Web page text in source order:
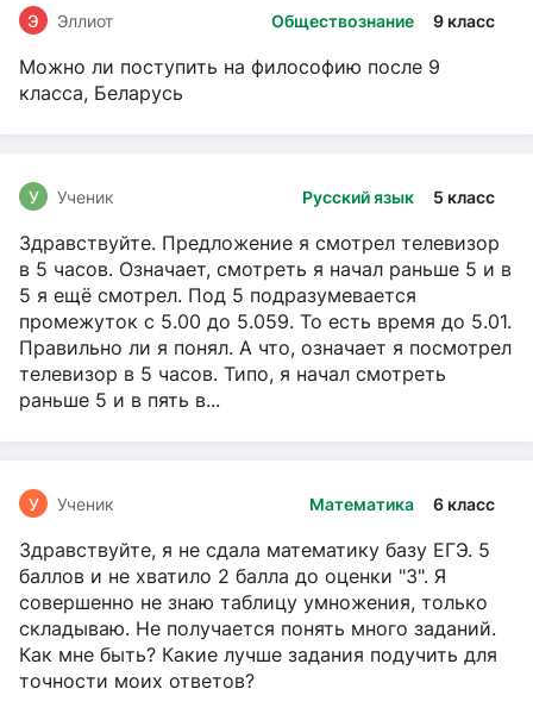
Обществознание 9 класс
Э Эллиот
Можно ли поступить на философию после 9
класса, Беларусь
Русский язык 5 класс
У Ученик
Здравствуйте. Предложение я смотрел телевизор
в 5 часов. Означает, смотреть я начал раньше 5 и в
5 я ещё смотрел. Под 5 подразумевается
промежуток с 5.00 до 5.059. То есть время до 5.01.
Правильно ли я понял. А что, означает я посмотрел
телевизор в 5 часов. Типо, я начал смотреть
раньше 5 и в пять в...
Математика 6 класс
У Ученик
Здравствуйте, я не сдала математику базу ЕГЭ. 5
баллов и не хватило 2 балла до оценки "3". Я
совершенно не знаю таблицу умножения, только
складываю. Не получается понять много заданий.
Как мне быть? Какие лучше задания подучить для
точности моих ответов?